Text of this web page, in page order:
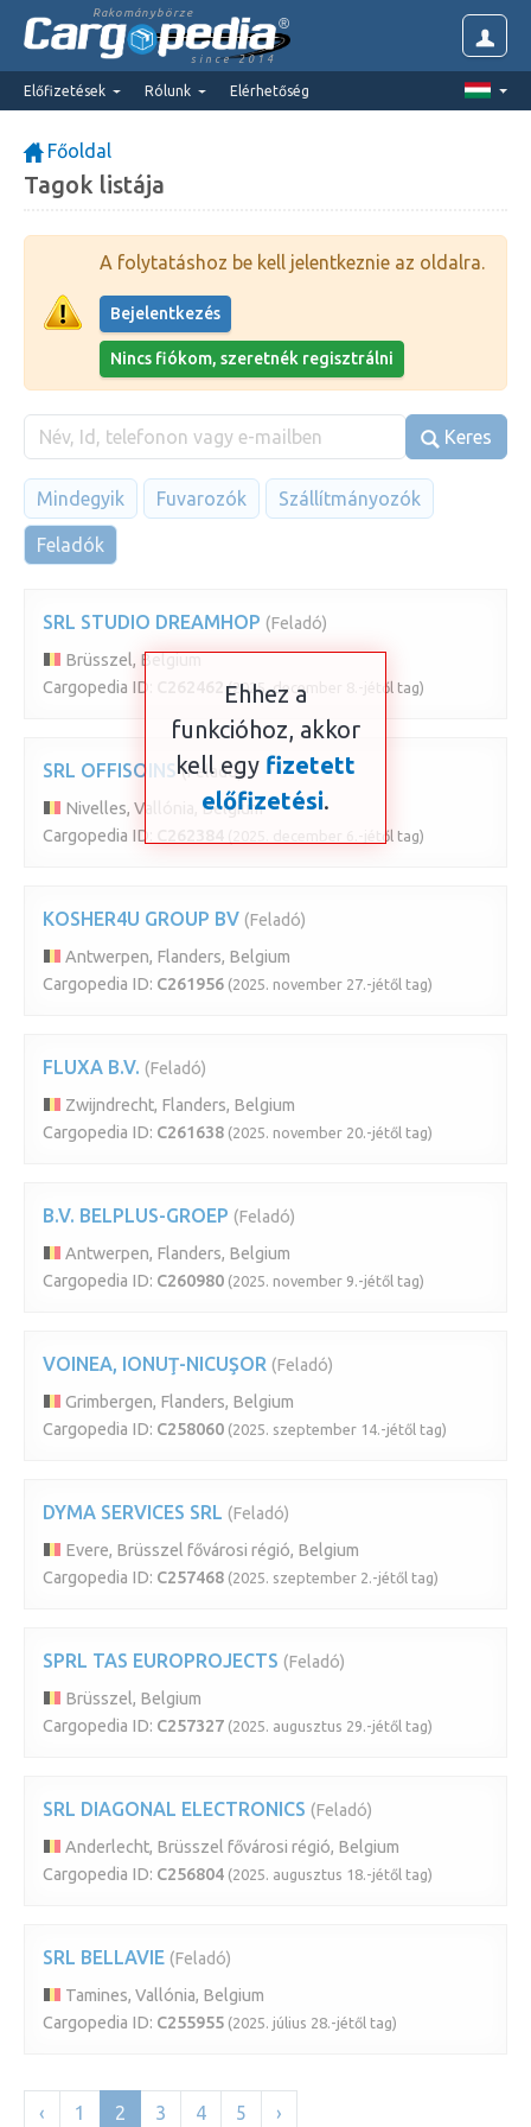
Rakománybörze
since 2014
Előfizetések Rólunk Elérhetőség
Főoldal
Tagok listája
A folytatáshoz be kell jelentkeznie az oldalra.
Bejelentkezés
Nincs fiókom, szeretnék regisztrálni
Keres
Mindegyik Fuvarozók Szállítmányozók
Feladók
SRL STUDIO DREAMHOP (Feladó)
Brüsszel, Belgium
Cargopedia ID:
(2025. december 8.-jétől tag)
SRL OFFISOINS (Feladó)
Nivelles, Vallónia, Belgium
Cargopedia ID:
(2025. december 6.-jétől tag)
KOSHER4U GROUP BV (Feladó)
Antwerpen, Flanders, Belgium
Cargopedia ID: C261956 (2025. november 27.-jétől tag)
FLUXA B.V. (Feladó)
Zwijndrecht, Flanders, Belgium
Cargopedia ID: C261638 (2025. november 20.-jétől tag)
B.V. BELPLUS-GROEP (Feladó)
Antwerpen, Flanders, Belgium
Cargopedia ID: C260980 (2025. november 9.-jétől tag)
VOINEA, IONUŢ-NICUŞOR (Feladó)
Grimbergen, Flanders, Belgium
Cargopedia ID: C258060 (2025. szeptember 14.-jétől tag)
DYMA SERVICES SRL (Feladó)
Evere, Brüsszel fővárosi régió, Belgium
Cargopedia ID: C257468 (2025. szeptember 2.-jétől tag)
SPRL TAS EUROPROJECTS (Feladó)
Brüsszel, Belgium
Cargopedia ID: C257327 (2025. augusztus 29.-jétől tag)
SRL DIAGONAL ELECTRONICS (Feladó)
Anderlecht, Brüsszel fővárosi régió, Belgium
Cargopedia ID: C256804 (2025. augusztus 18.-jétől tag)
SRL BELLAVIE (Feladó)
Tamines, Vallónia, Belgium
Cargopedia ID: C255955 (2025. július 28.-jétől tag)
‹ 1 2 3 4 5 ›
Ehhez a
funkcióhoz, akkor
kell egy fizetett
előfizetési.